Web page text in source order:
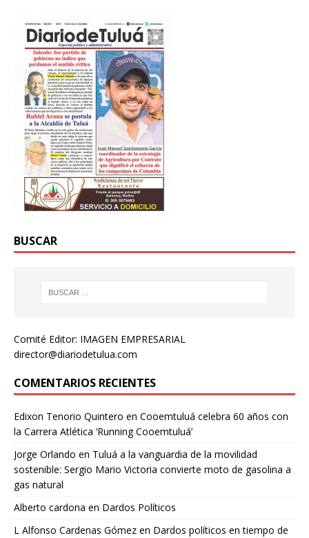
BUSCAR
Comité Editor: IMAGEN EMPRESARIAL
director@diariodetulua.com
COMENTARIOS RECIENTES
Edixon Tenorio Quintero en Cooemtuluá celebra 60 años con
la Carrera Atlética ‘Running Cooemtuluá’
Jorge Orlando en Tuluá a la vanguardia de la movilidad
sostenible: Sergio Mario Victoria convierte moto de gasolina a
gas natural
Alberto cardona en Dardos Políticos
L Alfonso Cardenas Gómez en Dardos políticos en tiempo de